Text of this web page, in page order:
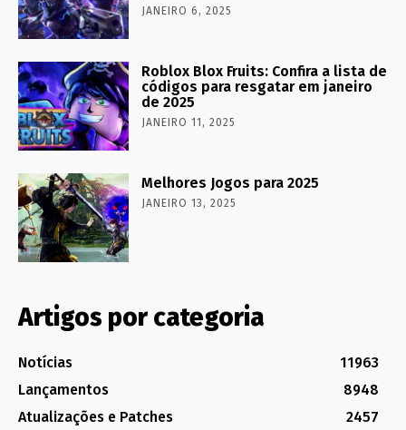
JANEIRO 6, 2025
Roblox Blox Fruits: Confira a lista de
códigos para resgatar em janeiro
de 2025
JANEIRO 11, 2025
Melhores Jogos para 2025
JANEIRO 13, 2025
Artigos por categoria
Notícias
11963
Lançamentos
8948
Atualizações e Patches
2457